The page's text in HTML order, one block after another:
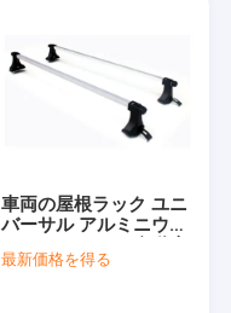
車両の屋根ラック ユニ
バーサル アルミニウム
の屋根ラック
最新価格を得る